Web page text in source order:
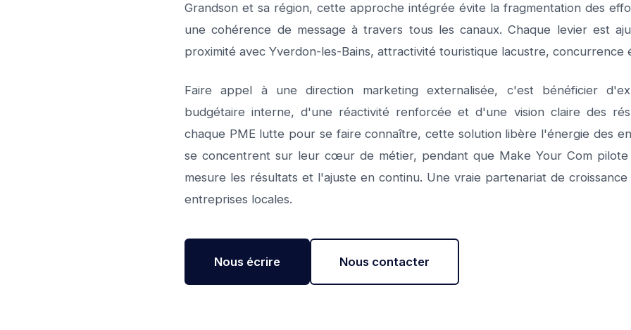
Grandson et sa région, cette approche intégrée évite la fragmentation des
une cohérence de message à travers tous les canaux. Chaque levier est
proximité avec Yverdon-les-Bains, attractivité touristique lacustre, concurrence
Faire appel à une direction marketing externalisée, c'est bénéficier
budgétaire interne, d'une réactivité renforcée et d'une vision claire des
chaque PME lutte pour se faire connaître, cette solution libère l'énergie des
se concentrent sur leur cœur de métier, pendant que Make Your Com pilote
mesure les résultats et l'ajuste en continu. Une vraie partenariat de
entreprises locales.
Nous écrire Nous contacter